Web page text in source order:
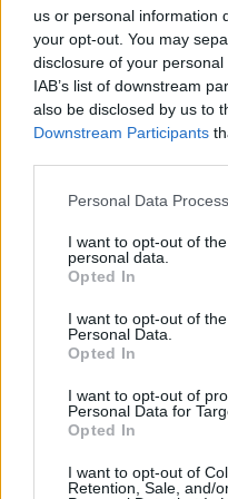
us or personal information
your opt-out. You may
disclosure of your
IAB’s list of downstream
also be disclosed by us to
Downstream Participants
Personal Data
I want to opt-out of
personal data.
Opted In
I want to opt-out of
Personal Data.
Opted In
I want to opt-out of
Personal Data for
Opted In
I want to opt-out of
Retention, Sale, and/
ULS da Guarda
do Cancro do
Politécnico da
sessões